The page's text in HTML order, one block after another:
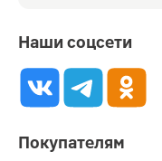
Наши соцсети
Покупателям